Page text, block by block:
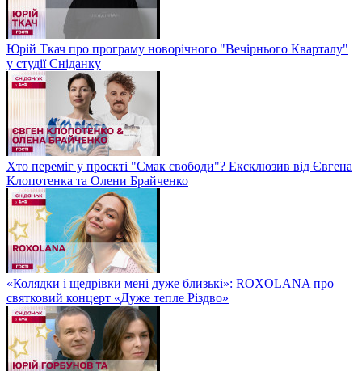
Юрій Ткач про програму новорічного "Вечірнього Кварталу"
у студії Сніданку
Хто переміг у проєкті "Смак свободи"? Ексклюзив від Євгена
Клопотенка та Олени Брайченко
«Колядки і щедрівки мені дуже близькі»: ROXOLANA про
святковий концерт «Дуже тепле Різдво»